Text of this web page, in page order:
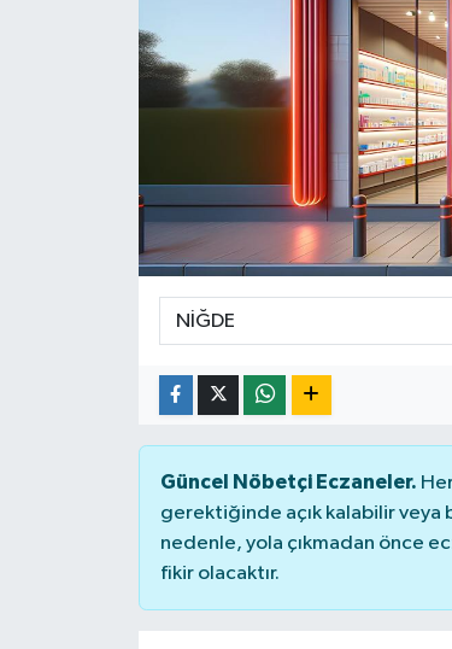
Güncel Nöbetçi Eczaneler.
gerektiğinde açık kalabilir
nedenle, yola çıkmadan önce
fikir olacaktır.
RESMİ İLAN